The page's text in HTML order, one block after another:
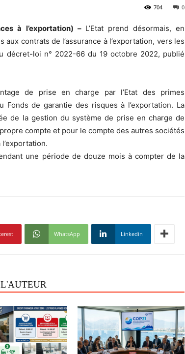
0
704
à l’exportation) – L’Etat prend désormais, en
aux contrats de l’assurance à l’exportation, vers les
décret-loi n° 2022-66 du 19 octobre 2022, publié
de prise en charge par l’Etat des primes
Fonds de garantie des risques à l’exportation. La
de la gestion du système de prise en charge de
compte et pour le compte des autres sociétés
l’exportation.
une période de douze mois à compter de la
WhatsApp Linkedin